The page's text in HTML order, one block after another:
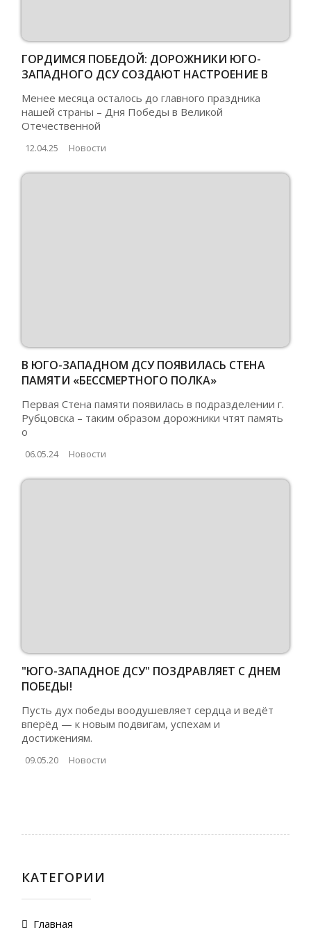
ГОРДИМСЯ ПОБЕДОЙ: ДОРОЖНИКИ ЮГО-
ЗАПАДНОГО ДСУ СОЗДАЮТ НАСТРОЕНИЕ В
Менее месяца осталось до главного праздника
нашей страны – Дня Победы в Великой
Отечественной
12.04.25 Новости
В ЮГО-ЗАПАДНОМ ДСУ ПОЯВИЛАСЬ СТЕНА
ПАМЯТИ «БЕССМЕРТНОГО ПОЛКА»
Первая Стена памяти появилась в подразделении г.
Рубцовска – таким образом дорожники чтят память
о
06.05.24 Новости
"ЮГО-ЗАПАДНОЕ ДСУ" ПОЗДРАВЛЯЕТ С ДНЕМ
ПОБЕДЫ!
Пусть дух победы воодушевляет сердца и ведёт
вперёд — к новым подвигам, успехам и
достижениям.
09.05.20 Новости
КАТЕГОРИИ
Главная